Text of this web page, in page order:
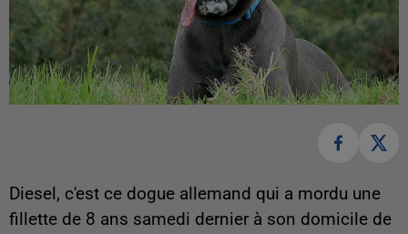
Diesel, c'est ce dogue allemand qui a mordu une
fillette de 8 ans samedi dernier à son domicile de